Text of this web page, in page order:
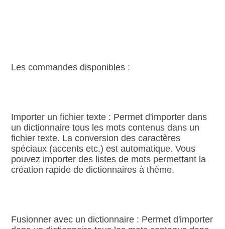
Les commandes disponibles :
Importer un fichier texte : Permet d'importer dans
un dictionnaire tous les mots contenus dans un
fichier texte. La conversion des caractères
spéciaux (accents etc.) est automatique. Vous
pouvez importer des listes de mots permettant la
création rapide de dictionnaires à thème.
Fusionner avec un dictionnaire : Permet d'importer